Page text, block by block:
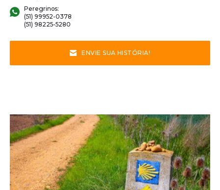
Peregrinos:
(51) 99952-0378
(51) 98225-5280
ENVIE SUA HISTÓRIA!
CATEGORIA:
DICAS